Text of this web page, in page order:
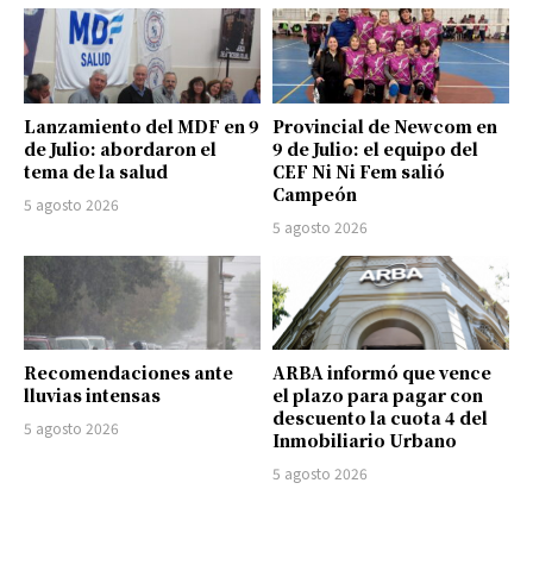
Lanzamiento del MDF en 9
de Julio: abordaron el
tema de la salud
5 agosto 2026
Provincial de Newcom en
9 de Julio: el equipo del
CEF Ni Ni Fem salió
Campeón
5 agosto 2026
Recomendaciones ante
lluvias intensas
5 agosto 2026
ARBA informó que vence
el plazo para pagar con
descuento la cuota 4 del
Inmobiliario Urbano
5 agosto 2026